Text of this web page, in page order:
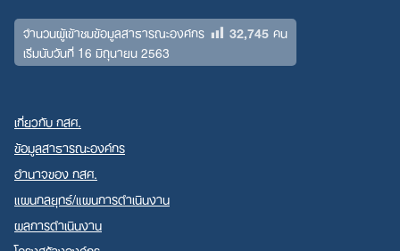
จำนวนผู้เข้าชมข้อมูลสาธารณะองค์กร 32,745คน
เริ่มนับวันที่ 16 มิถุนายน 2563
เกี่ยวกับ กสศ.
ข้อมูลสาธารณะองค์กร
อำนาจของ กสศ.
แผนกลยุทธ์/แผนการดำเนินงาน
ผลการดำเนินงาน